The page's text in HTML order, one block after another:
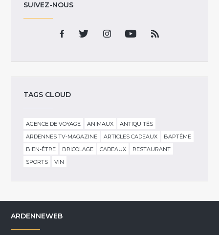
SUIVEZ-NOUS
TAGS CLOUD
AGENCE DE VOYAGE ANIMAUX
ANTIQUITÉS
ARDENNES TV-MAGAZINE
ARTICLES CADEAUX
BAPTÊME
BIEN-ÊTRE
BRICOLAGE CADEAUX
RESTAURANT
SPORTS
VIN
ARDENNEWEB